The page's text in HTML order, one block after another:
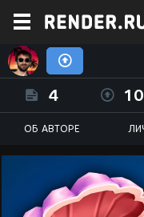
Gruno Kromer -
4 10
ОБ АВТОРЕ